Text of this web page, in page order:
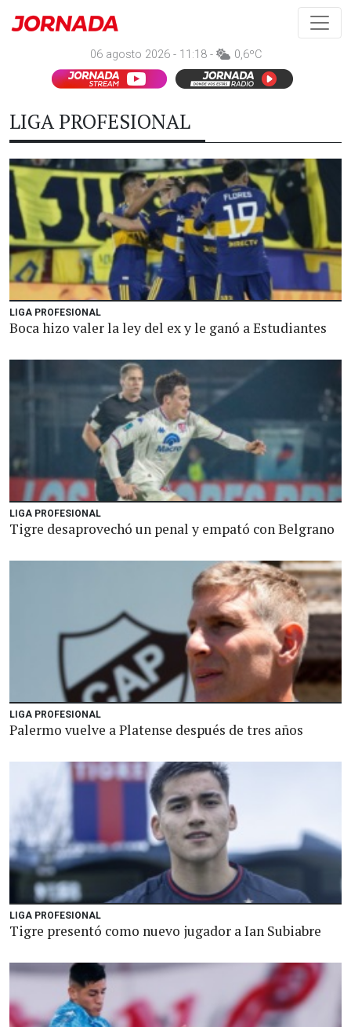
06 agosto 2026 - 11:18 - 0,6ºC
LIGA PROFESIONAL
LIGA PROFESIONAL
Boca hizo valer la ley del ex y le ganó a Estudiantes
LIGA PROFESIONAL
Tigre desaprovechó un penal y empató con Belgrano
LIGA PROFESIONAL
Palermo vuelve a Platense después de tres años
LIGA PROFESIONAL
Tigre presentó como nuevo jugador a Ian Subiabre